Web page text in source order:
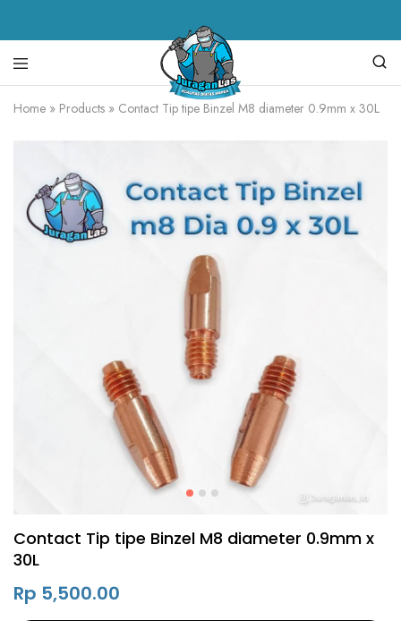
Juragan
alat
las,
mesin
mesin
potong
Home » Products » Contact Tip tipe Binzel M8 diameter 0.9mm x 30L
Contact Tip tipe Binzel M8 diameter 0.9mm x
30L
Rp 5,500.00